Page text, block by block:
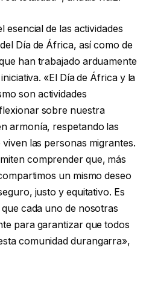
esencial de las actividades
Día de África, así como de
han trabajado arduamente
«El Día de África y la
son actividades
sobre nuestra
armonía, respetando las
las personas migrantes.
comprender que, más
un mismo deseo
justo y equitativo. Es
cada uno de nosotras
para garantizar que todos
comunidad durangarra»,